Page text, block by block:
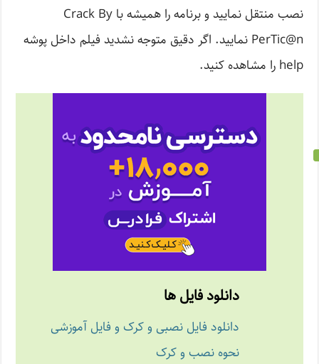
نصب منتقل نمایید و برنامه را همیشه با Crack By
PerTic@n نمایید. اگر دقیق متوجه نشدید فیلم داخل پوشه
help را مشاهده کنید.
دانلود فایل ها
دانلود فایل نصبی و کرک و فایل آموزشی
نحوه نصب و کرک